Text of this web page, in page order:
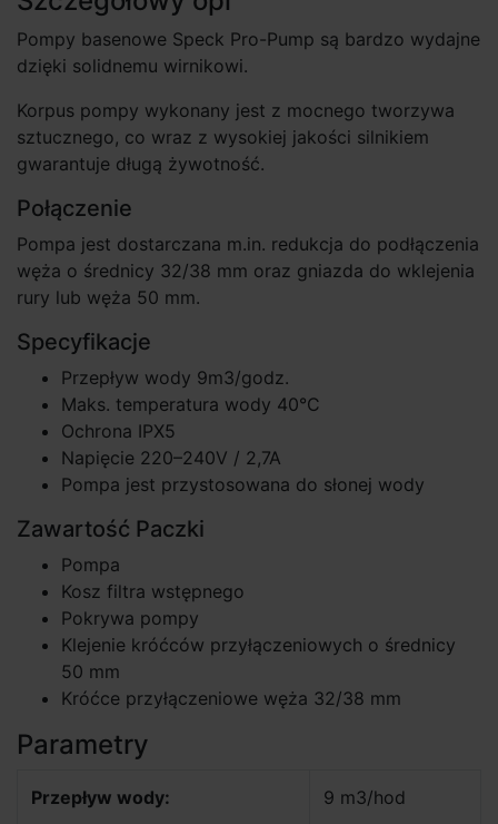
Pompy basenowe Speck Pro-Pump są bardzo wydajne
dzięki solidnemu wirnikowi.
Korpus pompy wykonany jest z mocnego tworzywa
sztucznego, co wraz z wysokiej jakości silnikiem
gwarantuje długą żywotność.
Połączenie
Pompa jest dostarczana m.in. redukcja do podłączenia
węża o średnicy 32/38 mm oraz gniazda do wklejenia
rury lub węża 50 mm.
Specyfikacje
Przepływ wody 9m3/godz.
Maks. temperatura wody 40°C
Ochrona IPX5
Napięcie 220–240V / 2,7A
Pompa jest przystosowana do słonej wody
Zawartość Paczki
Pompa
Kosz filtra wstępnego
Pokrywa pompy
Klejenie króćców przyłączeniowych o średnicy
50 mm
Króćce przyłączeniowe węża 32/38 mm
Parametry
Przepływ wody: 9 m3/hod